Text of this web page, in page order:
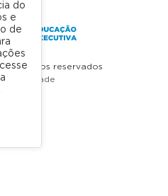
os direitos reservados
Privacidade
de uso
do
e
de